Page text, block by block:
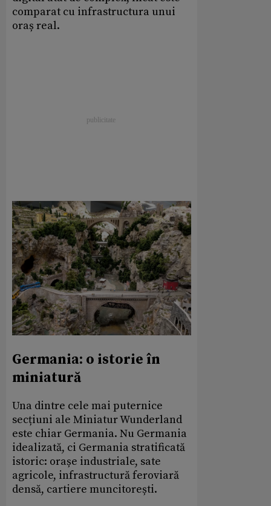
comparat cu infrastructura unui
oraș real.
Germania: o istorie în
miniatură
Una dintre cele mai puternice
secțiuni ale Miniatur Wunderland
este chiar Germania. Nu Germania
idealizată, ci Germania stratificată
istoric: orașe industriale, sate
agricole, infrastructură feroviară
densă, cartiere muncitorești.